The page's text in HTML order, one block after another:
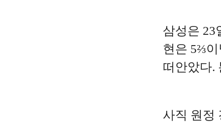
삼성은 23
현은 5⅔이
떠안았다.
사직 원정